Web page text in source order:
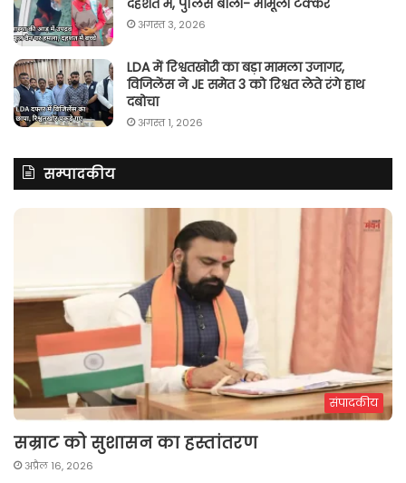
दहशत में, पुलिस बोली- मामूली टक्कर
अगस्त 3, 2026
LDA में रिश्वतखोरी का बड़ा मामला उजागर,
विजिलेंस ने JE समेत 3 को रिश्वत लेते रंगे हाथ
दबोचा
अगस्त 1, 2026
सम्पादकीय
संपादकीय
सम्राट को सुशासन का हस्तांतरण
अप्रैल 16, 2026